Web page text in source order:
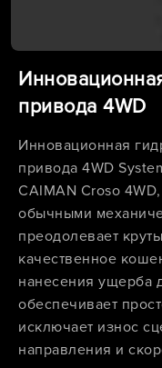
привода 4WD
Инновационная
привода 4WD
CAIMAN Croso
обычными
преодолевает
качественное
нанесения ущерба
обеспечивает
исключает износ
направления и